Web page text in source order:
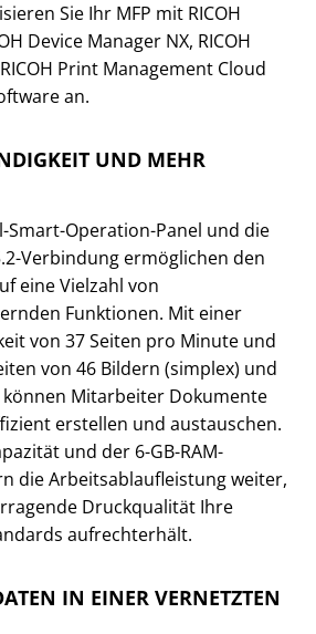
Sie Ihr MFP mit RICOH
Device Manager NX, RICOH
Print Management Cloud
an.
UND MEHR
Smart-Operation-Panel und die
Verbindung ermöglichen den
eine Vielzahl von
Funktionen. Mit einer
von 37 Seiten pro Minute und
von 46 Bildern (simplex) und
Mitarbeiter Dokumente
erstellen und austauschen.
und der 6-GB-RAM-
die Arbeitsablaufleistung weiter,
Druckqualität Ihre
aufrechterhält.
IN EINER VERNETZTEN